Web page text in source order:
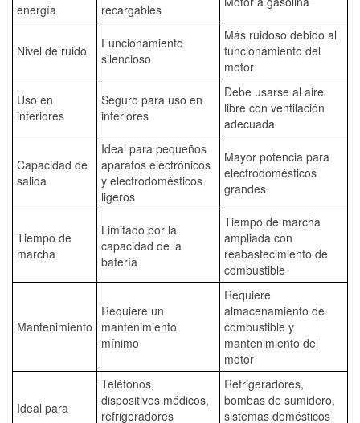
energía
recargables
Nivel de ruido
Funcionamiento
silencioso
Más ruidoso debido al
funcionamiento del
motor
Uso en
interiores
Seguro para uso en
interiores
Debe usarse al aire
libre con ventilación
adecuada
Capacidad de
salida
Ideal para pequeños
aparatos electrónicos
y electrodomésticos
ligeros
Mayor potencia para
electrodomésticos
grandes
Tiempo de
marcha
Limitado por la
capacidad de la
batería
Tiempo de marcha
ampliada con
reabastecimiento de
combustible
Mantenimiento
Requiere un
mantenimiento
mínimo
Requiere
almacenamiento de
combustible y
mantenimiento del
motor
Ideal para
Teléfonos,
dispositivos médicos,
refrigeradores
Refrigeradores,
bombas de sumidero,
sistemas domésticos